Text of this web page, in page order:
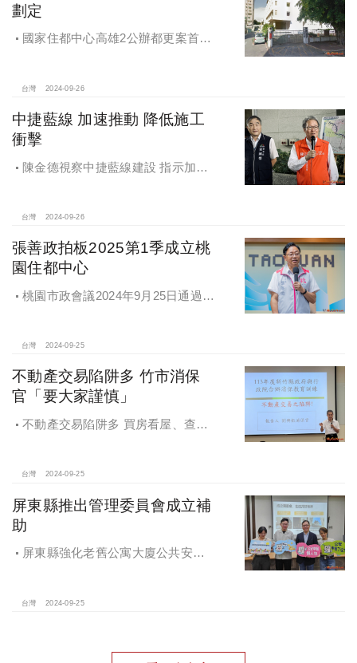
劃定
國家住都中心高雄2公辦都更案首度
台灣 2024-09-26
中捷藍線 加速推動 降低施工
衝擊
陳金德視察中捷藍線建設 指示加速
台灣 2024-09-26
張善政拍板2025第1季成立桃
園住都中心
桃園市政會議2024年9月25日通過
住都中心
台灣 2024-09-25
不動產交易陷阱多 竹市消保
官「要大家謹慎」
不動產交易陷阱多 買房看屋、查
台灣 2024-09-25
屏東縣推出管理委員會成立補
助
屏東縣強化老舊公寓大廈公共安全
台灣 2024-09-25